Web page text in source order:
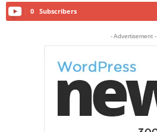
0 Subscribers
- Advertisement -